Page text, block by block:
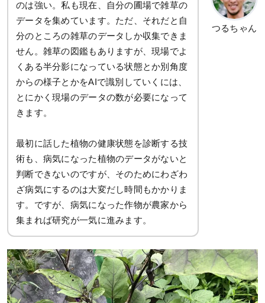
のは強い。私も現在、自分の圃場で雑草の
データを集めています。ただ、それだと自
分のところの雑草のデータしか収集できま
せん。雑草の図鑑もありますが、現場でよ
くある半分影になっている状態とか別角度
からの様子とかをAIで識別していくには、
とにかく現場のデータの数が必要になって
きます。
最初に話した植物の健康状態を診断する技
術も、病気になった植物のデータがないと
判断できないのですが、そのためにわざわ
ざ病気にするのは大変だし時間もかかりま
す。ですが、病気になった作物が農家から
集まれば研究が一気に進みます。
つるちゃん